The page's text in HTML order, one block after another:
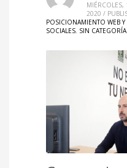
MIÉRCOLES,
2020 /
POSICIONAMIENTO WEB Y
SOCIALES, SIN CATEGORÍA